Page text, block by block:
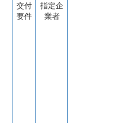
交付
要件
指定企
業者